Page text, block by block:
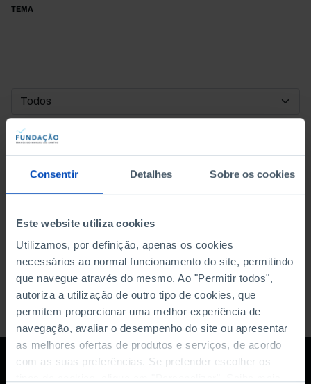
Consentir Detalhes Sobre os cookies
Este website utiliza cookies
Utilizamos, por definição, apenas os cookies
necessários ao normal funcionamento do site, permitindo
que navegue através do mesmo. Ao "Permitir todos",
autoriza a utilização de outro tipo de cookies, que
permitem proporcionar uma melhor experiência de
navegação, avaliar o desempenho do site ou apresentar
as melhores ofertas de produtos e serviços, de acordo
com as suas preferências. Se pretender escolher os
TEMA
DATA DE INÍCIO
DATA DE FIM